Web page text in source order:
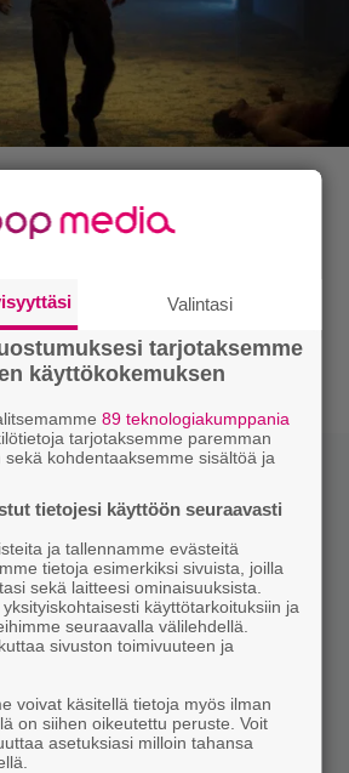
nöyryytyksen
–
pelkäsin muita äijiä”
hautaan ennen
pelkonsa.
14.5.2025
10:30
Valintasi
tarjotaksemme
käyttökokemuksen
89 teknologiakumppania
tarjotaksemme paremman
kohdentaaksemme sisältöä ja
tietojesi käyttöön seuraavasti
ja tallennamme evästeitä
tietoja esimerkiksi sivuista, joilla
sekä laitteesi ominaisuuksista.
käyttötarkoituksiin ja
seuraavalla välilehdellä.
sivuston toimivuuteen ja
voivat käsitellä tietoja myös ilman
on siihen oikeutettu peruste. Voit
asetuksiasi milloin tahansa